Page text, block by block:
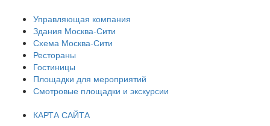
Управляющая компания
Здания Москва-Сити
Схема Москва-Сити
Рестораны
Гостиницы
Площадки для мероприятий
Смотровые площадки и экскурсии
КАРТА САЙТА